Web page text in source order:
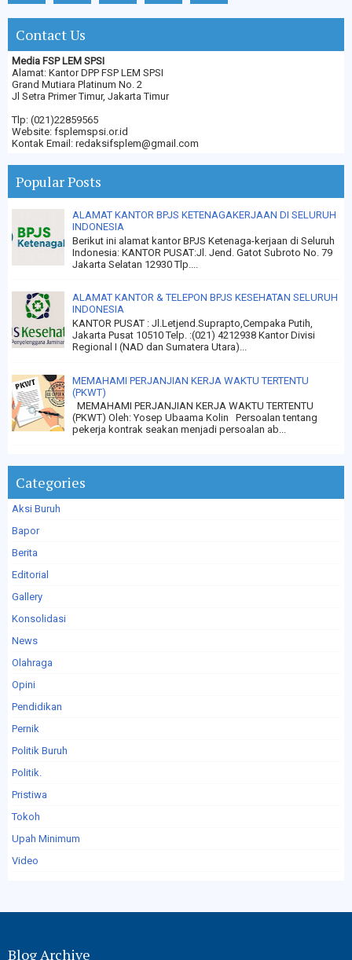
Contact Us
Media FSP LEM SPSI
Alamat: Kantor DPP FSP LEM SPSI
Grand Mutiara Platinum No. 2
Jl Setra Primer Timur, Jakarta Timur
Tlp: (021)22859565
Website: fsplemspsi.or.id
Kontak Email: redaksifsplem@gmail.com
Popular Posts
ALAMAT KANTOR BPJS KETENAGAKERJAAN DI SELURUH
INDONESIA
Berikut ini alamat kantor BPJS Ketenaga-kerjaan di Seluruh
Indonesia: KANTOR PUSAT:Jl. Jend. Gatot Subroto No. 79
Jakarta Selatan 12930 Tlp....
ALAMAT KANTOR & TELEPON BPJS KESEHATAN SELURUH
INDONESIA
KANTOR PUSAT : Jl.Letjend.Suprapto,Cempaka Putih,
Jakarta Pusat 10510 Telp. :(021) 4212938 Kantor Divisi
Regional I (NAD dan Sumatera Utara)...
MEMAHAMI PERJANJIAN KERJA WAKTU TERTENTU
(PKWT)
MEMAHAMI PERJANJIAN KERJA WAKTU TERTENTU
(PKWT) Oleh: Yosep Ubaama Kolin Persoalan tentang
pekerja kontrak seakan menjadi persoalan ab...
Categories
Aksi Buruh
Bapor
Berita
Editorial
Gallery
Konsolidasi
News
Olahraga
Opini
Pendidikan
Pernik
Politik Buruh
Politik.
Pristiwa
Tokoh
Upah Minimum
Video
Blog Archive